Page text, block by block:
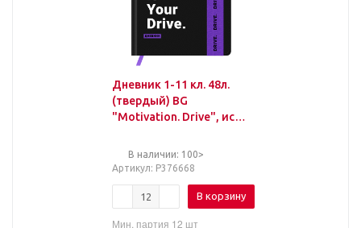
Дневник 1-11 кл. 48л.
(твердый) BG
"Motivation. Drive", иск.
резинке
В наличии: 100>
Артикул: Р376668
В корзину
Мин. партия 12 шт